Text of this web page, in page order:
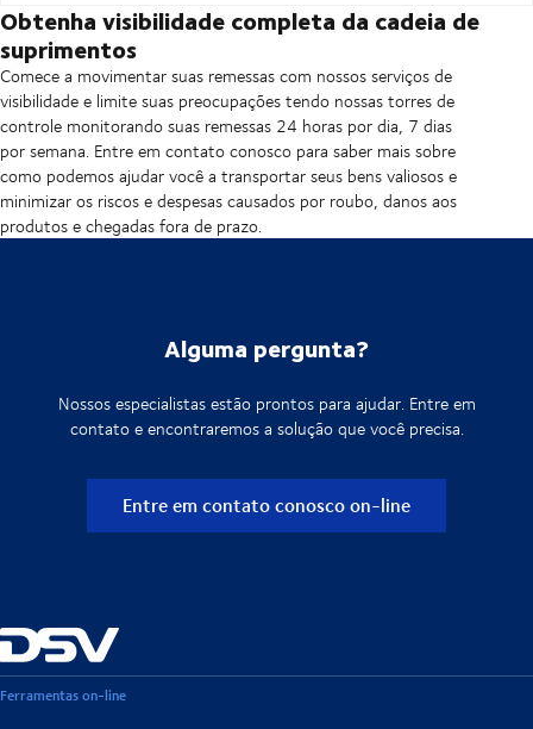
Obtenha visibilidade completa da cadeia de
suprimentos
Comece a movimentar suas remessas com nossos serviços de
visibilidade e limite suas preocupações tendo nossas torres de
controle monitorando suas remessas 24 horas por dia, 7 dias
por semana. Entre em contato conosco para saber mais sobre
como podemos ajudar você a transportar seus bens valiosos e
minimizar os riscos e despesas causados por roubo, danos aos
produtos e chegadas fora de prazo.
Alguma pergunta?
Nossos especialistas estão prontos para ajudar. Entre em
contato e encontraremos a solução que você precisa.
Entre em contato conosco on-line
Ferramentas on-line